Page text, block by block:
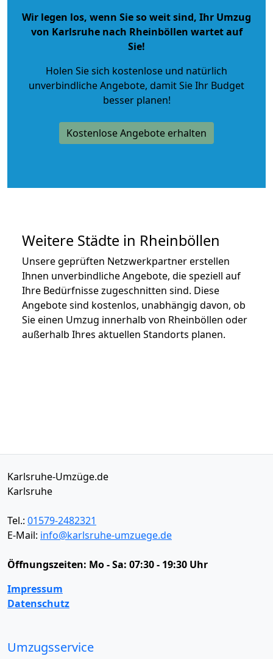
Wir legen los, wenn Sie so weit sind, Ihr Umzug
von Karlsruhe nach Rheinböllen wartet auf
Sie!
Holen Sie sich kostenlose und natürlich
unverbindliche Angebote, damit Sie Ihr Budget
besser planen!
Kostenlose Angebote erhalten
Weitere Städte in Rheinböllen
Unsere geprüften Netzwerkpartner erstellen
Ihnen unverbindliche Angebote, die speziell auf
Ihre Bedürfnisse zugeschnitten sind. Diese
Angebote sind kostenlos, unabhängig davon, ob
Sie einen Umzug innerhalb von Rheinböllen oder
außerhalb Ihres aktuellen Standorts planen.
Karlsruhe-Umzüge.de
Karlsruhe
Tel.: 01579-2482321
E-Mail: info@karlsruhe-umzuege.de
Öffnungszeiten: Mo - Sa: 07:30 - 19:30 Uhr
Impressum
Datenschutz
Umzugsservice